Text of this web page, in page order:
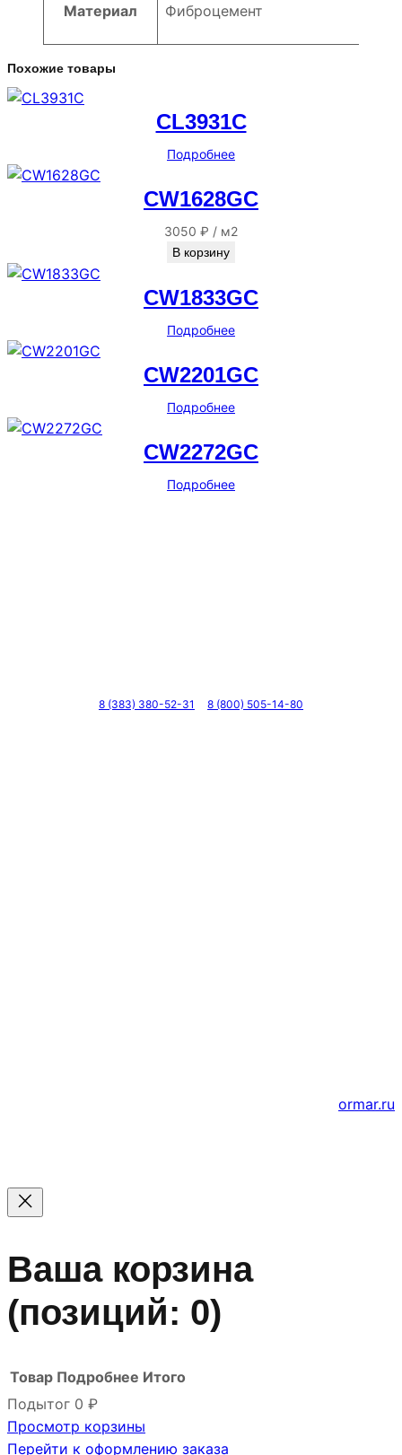
Материал Фиброцемент
Похожие товары
CL3931C
Подробнее
CW1628GC
3050 ₽ / м2
В корзину
CW1833GC
Подробнее
CW2201GC
Подробнее
CW2272GC
Подробнее
8 (383) 380-52-31 8 (800) 505-14-80
ormar.ru
Ваша корзина
(позиций: 0)
Товары
Товар Подробнее Итого
Подытог 0 ₽
Просмотр корзины
Перейти к оформлению заказа